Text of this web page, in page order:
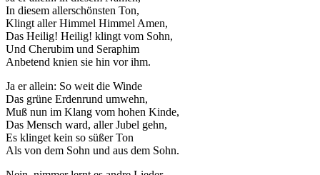
In diesem allerschönsten Ton,
Klingt aller Himmel Himmel Amen,
Das Heilig! Heilig! klingt vom Sohn,
Und Cherubim und Seraphim
Anbetend knien sie hin vor ihm.
Ja er allein: So weit die Winde
Das grüne Erdenrund umwehn,
Muß nun im Klang vom hohen Kinde,
Das Mensch ward, aller Jubel gehn,
Es klinget kein so süßer Ton
Als von dem Sohn und aus dem Sohn.